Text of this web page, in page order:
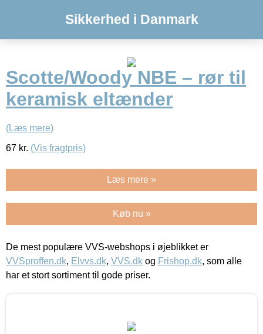
Sikkerhed i Danmark
Scotte/Woody NBE – rør til
keramisk eltænder
(Læs mere)
67 kr. (Vis fragtpris)
Læs mere »
Køb nu »
De mest populære VVS-webshops i øjeblikket er
VVSproffen.dk, Elvvs.dk, VVS.dk og Frishop.dk, som alle
har et stort sortiment til gode priser.